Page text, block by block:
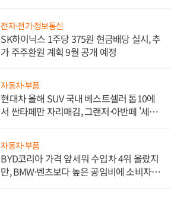
전자·전기·정보통신
SK하이닉스 1주당 375원 현금배당 실시, 추
가 주주환원 계획 9월 공개 예정
자동차·부품
현대차 올해 SUV 국내 베스트셀러 톱10에
서 싼타페만 자리매김, 그랜저·아반떼 '세단
자동차·부품
BYD코리아 가격 앞세워 수입차 4위 올랐지
만, BMW·벤츠보다 높은 공임비에 소비자